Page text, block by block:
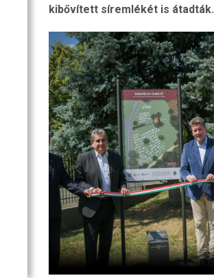
PROGRAM
kibővített síremlékét is átadták.